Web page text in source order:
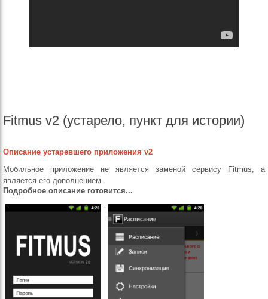
Fitmus v2 (устарело, пункт для истории)
Описание устаревшего приложения v2
Мобильное приложение не является заменой сервису Fitmus, а
является его дополнением.
Подробное описание готовится...